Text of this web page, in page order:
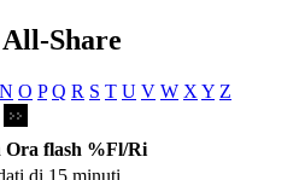
Share
N O P Q R S T U V W X Y Z
Ora flash %Fl/Ri
di 15 minuti